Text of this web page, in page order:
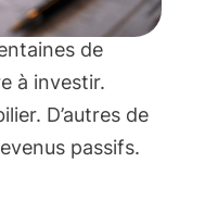
de
à investir.
D’autres de
passifs.